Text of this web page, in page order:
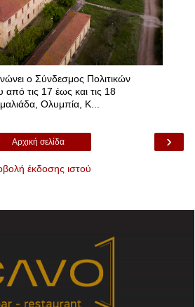
ο Σύνδεσμος Πολιτικών
τις 17 έως και τις 18
Ολυμπία, Κ...
›
Αρχική σελίδα
έκδοσης ιστού